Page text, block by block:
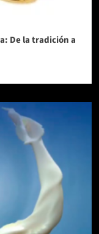
De la tradición a